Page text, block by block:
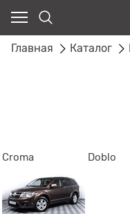
Главная Каталог
Croma Doblo